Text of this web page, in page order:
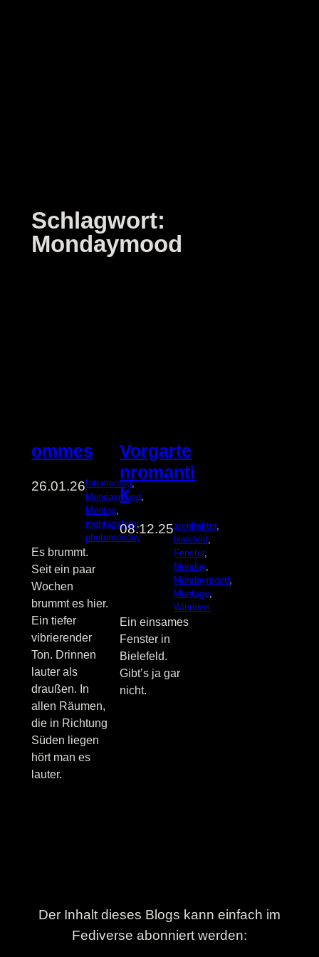
Schlagwort:
Mondaymood
ommes
26.01.26fotomontag ,
Mondaymood
Montag
montagsfoto ,
photomonday
Es brummt.
Seit ein paar
Wochen
brummt es hier.
Ein tiefer
vibrierender
Ton. Drinnen
lauter als
draußen. In
allen Räumen,
die in Richtung
Süden liegen
hört man es
lauter.
Vorgarte
nromanti
k
08.12.25architektur
bielefeld
Fenster
Monday
Mondaymood
Montage
Windows
Ein einsames
Fenster in
Bielefeld.
Gibt’s ja gar
nicht.
Der Inhalt dieses Blogs kann einfach im
Fediverse abonniert werden: